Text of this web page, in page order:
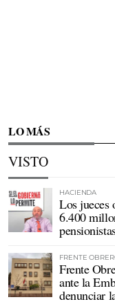
LO MÁS
VISTO
HACIENDA
Los jueces
6.400
FRENTE
Frente
ante la
denunciar